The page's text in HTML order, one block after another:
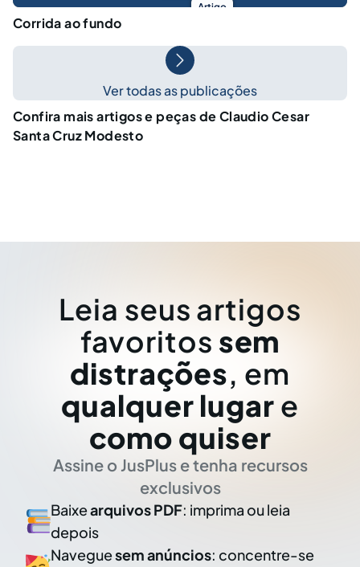
Artigo
Corrida ao fundo
Ver todas as publicações
Confira mais artigos e peças de Claudio Cesar
Santa Cruz Modesto
Leia seus artigos
favoritos sem
distrações, em
qualquer lugar e
como quiser
Assine o JusPlus e tenha recursos
exclusivos
Baixearquivos PDF: imprima ou leia
depois
Naveguesem anúncios: concentre-se